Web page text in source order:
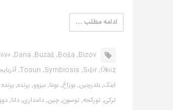
ادامه مطلب …
Bizov,
Boğa,
Buzağ,
Dana,
Öküz,
Sığır,
Symbiosis,
Tosun,
اینَک,بلدرچین,بوزاغ,بوغا,بیزوو,پرنده,
ترکی,تورکجه,توسون,چین,دامداری,دانا,